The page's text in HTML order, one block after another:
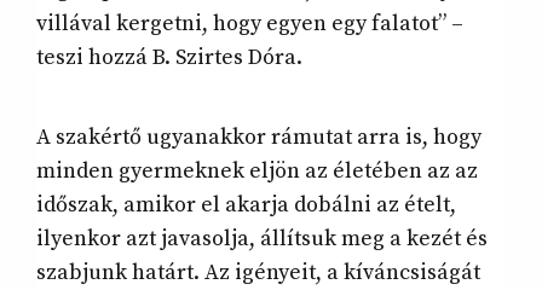
villával kergetni, hogy egyen egy falatot” –
teszi hozzá B. Szirtes Dóra.
A szakértő ugyanakkor rámutat arra is, hogy
minden gyermeknek eljön az életében az az
időszak, amikor el akarja dobálni az ételt,
ilyenkor azt javasolja, állítsuk meg a kezét és
szabjunk határt. Az igényeit, a kíváncsiságát